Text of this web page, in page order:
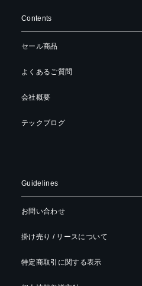
Contents
セール商品
よくあるご質問
会社概要
テックブログ
Guidelines
お問い合わせ
掛け売り / リースについて
特定商取引に関する表示